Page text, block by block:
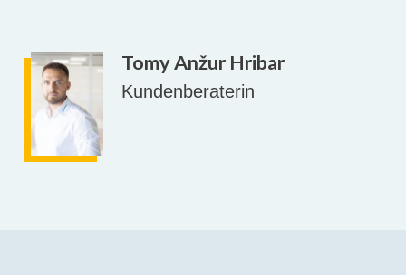
Tomy Anžur Hribar
Kundenberaterin